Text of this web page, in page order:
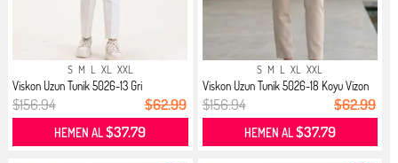
S M L XL XXL
Viskon Uzun Tunik 5026-13 Gri
$156.94 $62.99
HEMEN AL$37.79
S M L XL XXL
Viskon Uzun Tunik 5026-18 Koyu Vizon
$156.94 $62.99
HEMEN AL$37.79